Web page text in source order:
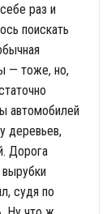
раз и
поискать
— тоже, но,
автомобилей
деревьев,
Дорога
судя по